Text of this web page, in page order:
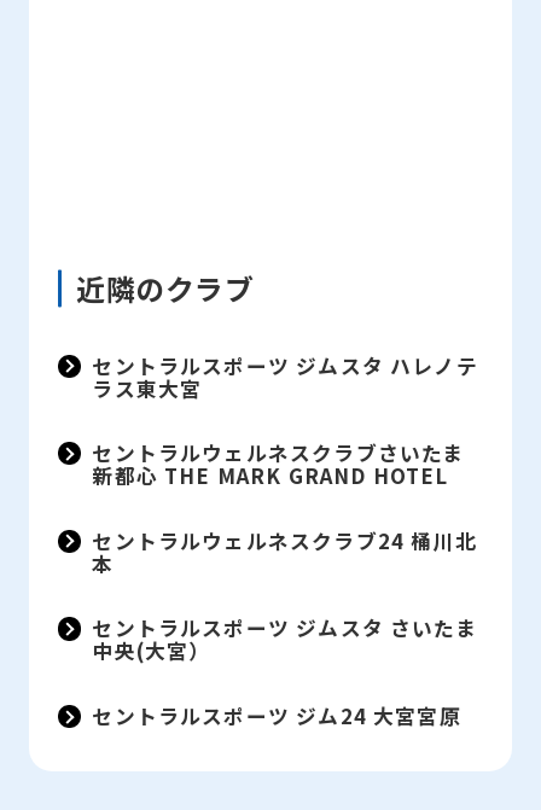
近隣のクラブ
セントラルスポーツ ジムスタ ハレノテ
ラス東大宮
セントラルウェルネスクラブさいたま
新都心 THE MARK GRAND HOTEL
セントラルウェルネスクラブ24 桶川北
本
セントラルスポーツ ジムスタ さいたま
中央(大宮）
セントラルスポーツ ジム24 大宮宮原